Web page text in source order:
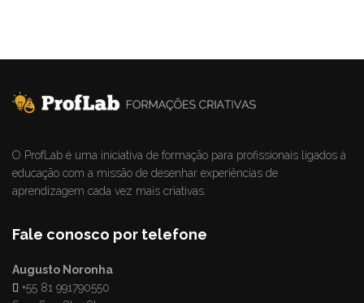
O ProfLab é uma iniciativa de formação para profissionais ligados à
educação com a missão de desenhar experiências de
aprendizagem cada vez mais criativas.
Fale conosco por telefone
Augusto Noronha
+55 81 991790550